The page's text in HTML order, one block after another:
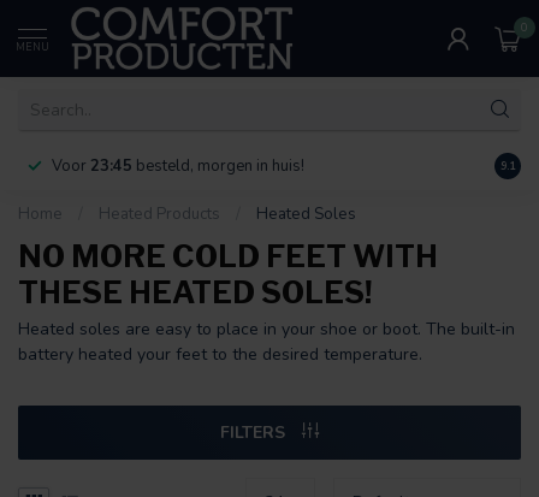
MENU
0
Voor 23:45 besteld, morgen in huis! 9.1
Home Heated Products Heated Soles
NO MORE COLD FEET WITH
THESE HEATED SOLES!
Heated soles are easy to place in your shoe or boot. The built-in
battery heated your feet to the desired temperature.
FILTERS